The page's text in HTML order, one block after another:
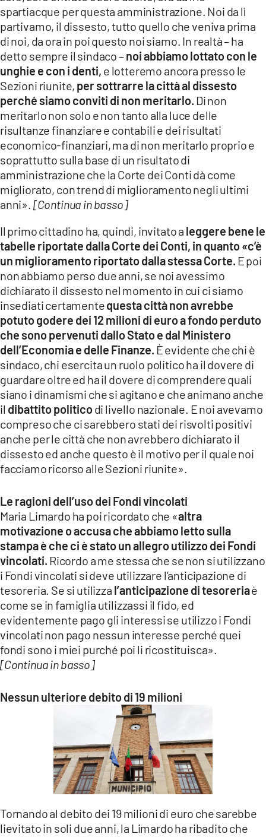
spartiacque per questa amministrazione. Noi da lì
partivamo, il dissesto, tutto quello che veniva prima
di noi, da ora in poi questo noi siamo. In realtà – ha
detto sempre il sindaco –noi abbiamo lottato con le
unghie e con i denti, e lotteremo ancora presso le
Sezioni riunite, per sottrarre la città al dissesto
perché siamo conviti di non meritarlo. Di non
meritarlo non solo e non tanto alla luce delle
risultanze finanziare e contabili e dei risultati
economico-finanziari, ma di non meritarlo proprio e
soprattutto sulla base di un risultato di
amministrazione che la Corte dei Conti dà come
migliorato, con trend di miglioramento negli ultimi
anni». [Continua in basso]
Il primo cittadino ha, quindi, invitato a leggere bene le
tabelle riportate dalla Corte dei Conti, in quanto «c’è
un miglioramento riportato dalla stessa Corte. E poi
non abbiamo perso due anni, se noi avessimo
dichiarato il dissesto nel momento in cui ci siamo
insediati certamentequesta città non avrebbe
potuto godere dei 12 milioni di euro a fondo perduto
che sono pervenuti dallo Stato e dal Ministero
dell’Economia e delle Finanze. È evidente che chi è
sindaco, chi esercita un ruolo politico ha il dovere di
guardare oltre ed ha il dovere di comprendere quali
siano i dinamismi che si agitano e che animano anche
il dibattito politicodi livello nazionale. E noi avevamo
compreso che ci sarebbero stati dei risvolti positivi
anche per le città che non avrebbero dichiarato il
dissesto ed anche questo è il motivo per il quale noi
facciamo ricorso alle Sezioni riunite».
Le ragioni dell’uso dei Fondi vincolati
Maria Limardo ha poi ricordato che «altra
motivazione o accusa che abbiamo letto sulla
stampa è che ci è stato un allegro utilizzo dei Fondi
vincolati. Ricordo a me stessa che se non si utilizzano
i Fondi vincolati si deve utilizzare l’anticipazione di
tesoreria. Se si utilizza l’anticipazione di tesoreriaè
come se in famiglia utilizzassi il fido, ed
evidentemente pago gli interessi se utilizzo i Fondi
vincolati non pago nessun interesse perché quei
fondi sono i miei purché poi li ricostituisca».
[Continua in basso]
Nessun ulteriore debito di 19 milioni
Tornando al debito dei 19 milioni di euro che sarebbe
lievitato in soli due anni, la Limardo ha ribadito che